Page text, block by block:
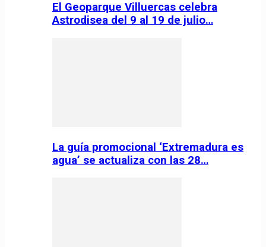
El Geoparque Villuercas celebra
Astrodisea del 9 al 19 de julio…
La guía promocional ‘Extremadura es
agua’ se actualiza con las 28…